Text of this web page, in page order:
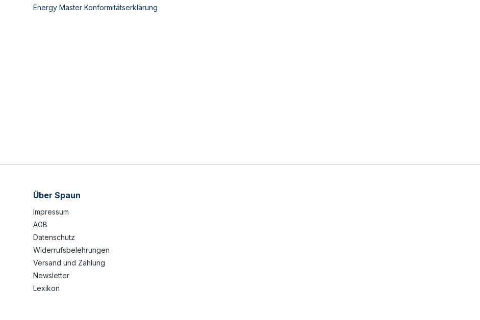
Energy Master Konformitätserklärung
Über Spaun
Impressum
AGB
Datenschutz
Widerrufsbelehrungen
Versand und Zahlung
Newsletter
Lexikon